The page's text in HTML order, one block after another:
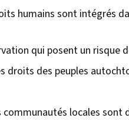
humains sont intégrés
qui posent un risque
droits des peuples
locales sont